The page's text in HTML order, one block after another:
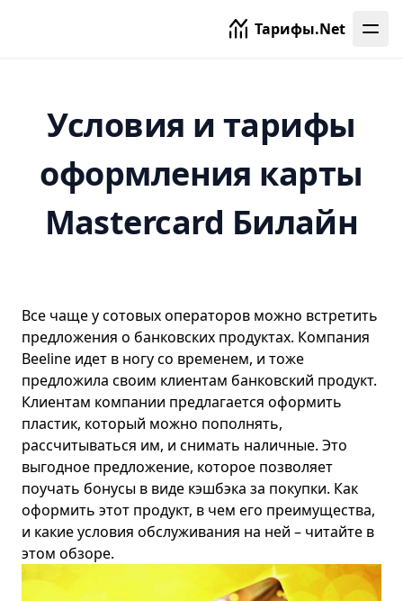
Тарифы.Net
Условия и тарифы
оформления карты
Mastercard Билайн
Все чаще у сотовых операторов можно встретить
предложения о банковских продуктах. Компания
Beeline идет в ногу со временем, и тоже
предложила своим клиентам банковский продукт.
Клиентам компании предлагается оформить
пластик, который можно пополнять,
рассчитываться им, и снимать наличные. Это
выгодное предложение, которое позволяет
поучать бонусы в виде кэшбэка за покупки. Как
оформить этот продукт, в чем его преимущества,
и какие условия обслуживания на ней – читайте в
этом обзоре.